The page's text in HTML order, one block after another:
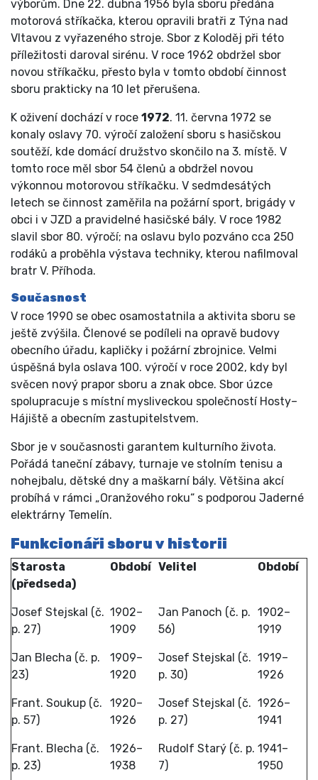
výborům. Dne 22. dubna 1956 byla sboru předána
motorová stříkačka, kterou opravili bratři z Týna nad
Vltavou z vyřazeného stroje. Sbor z Koloděj při této
příležitosti daroval sirénu. V roce 1962 obdržel sbor
novou stříkačku, přesto byla v tomto období činnost
sboru prakticky na 10 let přerušena.
K oživení dochází v roce 1972. 11. června 1972 se
konaly oslavy 70. výročí založení sboru s hasičskou
soutěží, kde domácí družstvo skončilo na 3. místě. V
tomto roce měl sbor 54 členů a obdržel novou
výkonnou motorovou stříkačku. V sedmdesátých
letech se činnost zaměřila na požární sport, brigády v
obci i v JZD a pravidelné hasičské bály. V roce 1982
slavil sbor 80. výročí; na oslavu bylo pozváno cca 250
rodáků a proběhla výstava techniky, kterou nafilmoval
bratr V. Příhoda.
Současnost
V roce 1990 se obec osamostatnila a aktivita sboru se
ještě zvýšila. Členové se podíleli na opravě budovy
obecního úřadu, kapličky i požární zbrojnice. Velmi
úspěšná byla oslava 100. výročí v roce 2002, kdy byl
svěcen nový prapor sboru a znak obce. Sbor úzce
spolupracuje s místní mysliveckou společností Hosty–
Hájiště a obecním zastupitelstvem.
Sbor je v současnosti garantem kulturního života.
Pořádá taneční zábavy, turnaje ve stolním tenisu a
nohejbalu, dětské dny a maškarní bály. Většina akcí
probíhá v rámci „Oranžového roku“ s podporou Jaderné
elektrárny Temelín.
Funkcionáři sboru v historii
Starosta
(předseda)
Období Velitel Období
Josef Stejskal (č.
p. 27)
1902–
1909
Jan Panoch (č. p.
56)
1902–
1919
Jan Blecha (č. p.
23)
1909–
1920
Josef Stejskal (č.
p. 30)
1919–
1926
Frant. Soukup (č.
p. 57)
1920–
1926
Josef Stejskal (č.
p. 27)
1926–
1941
Frant. Blecha (č.
p. 23)
1926–
1938
Rudolf Starý (č. p.
7)
1941–
1950